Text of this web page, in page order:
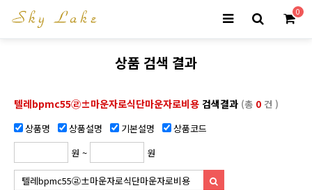
0
상품 검색 결과
텔레bpmc55㉣±마운자로식단마운자로비용 검색결과 (총 0 건 )
상품명
상품설명 기본설명
상품코드
원 ~
원